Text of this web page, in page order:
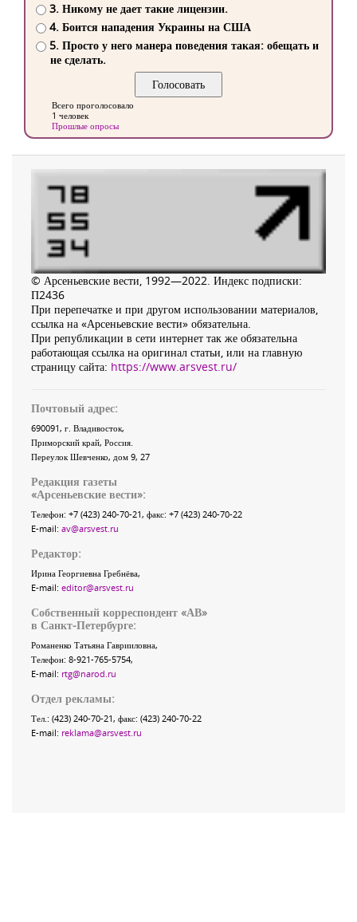
3. Никому не дает такие лицензии.
4. Боится нападения Украины на США
5. Просто у него манера поведения такая: обещать и
не сделать.
Всего проголосовало
1 человек
Прошлые опросы
© Арсеньевские вести, 1992—2022. Индекс подписки:
П2436
При перепечатке и при другом использовании материалов,
ссылка на «Арсеньевские вести» обязательна.
При републикации в сети интернет так же обязательна
работающая ссылка на оригинал статьи, или на главную
страницу сайта: https://www.arsvest.ru/
Почтовый адрес:
690091, г. Владивосток,
Приморский край, Россия
Переулок Шевченко, дом 9, 27
Редакция газеты
«Арсеньевские вести»:
Телефон: +7 (423) 240-70-21, факс: +7 (423) 240-70-22
E-mail: av@arsvest.ru
Редактор:
Ирина Георгиевна Гребнёва,
E-mail: editor@arsvest.ru
Собственный корреспондент «АВ»
в Санкт-Петербурге:
Романенко Татьяна Гаврииловна,
Телефон: 8-921-765-5754,
E-mail: rtg@narod.ru
Отдел рекламы:
Тел.: (423) 240-70-21, факс: (423) 240-70-22
E-mail: reklama@arsvest.ru